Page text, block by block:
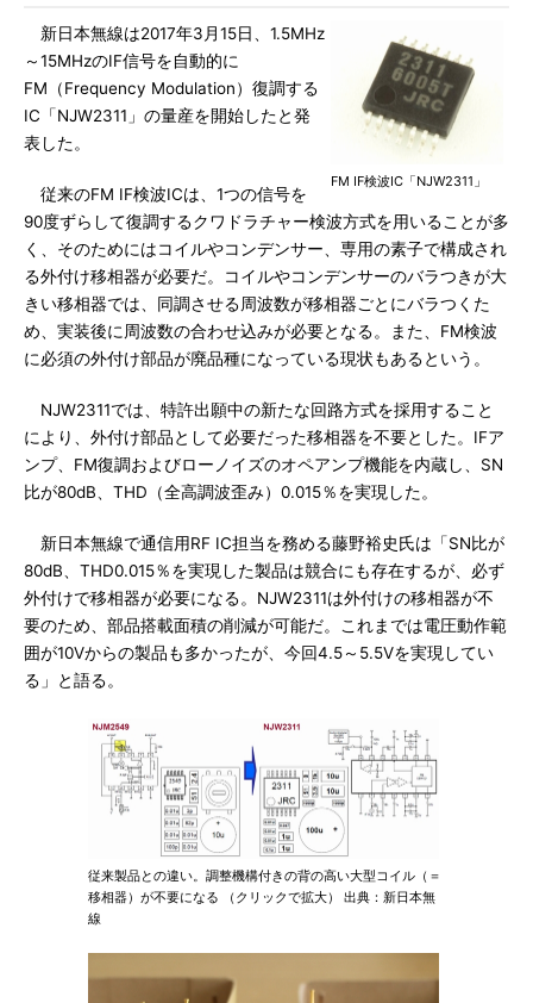
FM IF検波IC「NJW2311」
新日本無線は2017年3月15日、1.5MHz
～15MHzのIF信号を自動的に
FM（Frequency Modulation）復調する
IC「NJW2311」の量産を開始したと発
表した。
従来のFM IF検波ICは、1つの信号を
90度ずらして復調するクワドラチャー検波方式を用いることが多
く、そのためにはコイルやコンデンサー、専用の素子で構成され
る外付け移相器が必要だ。コイルやコンデンサーのバラつきが大
きい移相器では、同調させる周波数が移相器ごとにバラつくた
め、実装後に周波数の合わせ込みが必要となる。また、FM検波
に必須の外付け部品が廃品種になっている現状もあるという。
NJW2311では、特許出願中の新たな回路方式を採用すること
により、外付け部品として必要だった移相器を不要とした。IFア
ンプ、FM復調およびローノイズのオペアンプ機能を内蔵し、SN
比が80dB、THD（全高調波歪み）0.015％を実現した。
新日本無線で通信用RF IC担当を務める藤野裕史氏は「SN比が
80dB、THD0.015％を実現した製品は競合にも存在するが、必ず
外付けで移相器が必要になる。NJW2311は外付けの移相器が不
要のため、部品搭載面積の削減が可能だ。これまでは電圧動作範
囲が10Vからの製品も多かったが、今回4.5～5.5Vを実現してい
る」と語る。
従来製品との違い。調整機構付きの背の高い大型コイル（＝
移相器）が不要になる （クリックで拡大） 出典：新日本無
線